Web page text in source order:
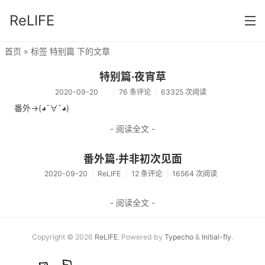
ReLIFE
分类
首页 » 标签 特别篇 下的文章
特别篇·夜宵草
2020-09-20 76 条评论 63325 次阅读
番外->(◕ˇ∀ˇ◕)
- 阅读全文 -
番外篇·并非初次见面
2020-09-20 ReLIFE 12 条评论 16564 次阅读
- 阅读全文 -
Copyright © 2026 ReLIFE. Powered by Typecho & Initial-fly.